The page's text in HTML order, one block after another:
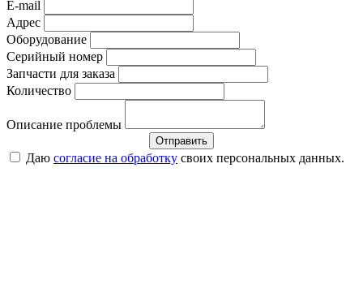
E-mail
Адрес
Оборудование
Серийный номер
Запчасти для заказа
Количество
Описание проблемы
Отправить
Даю согласие на обработку своих персональных данных.